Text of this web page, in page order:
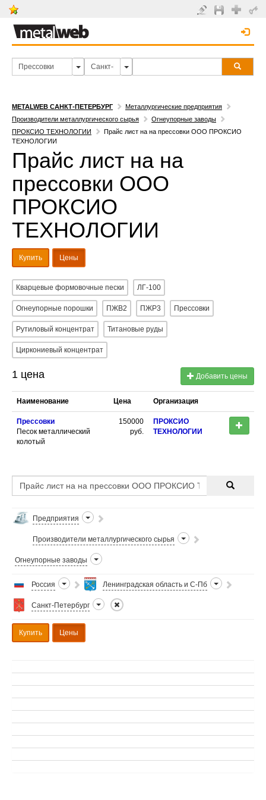
METALWEB САНКТ-ПЕТЕРБУРГ
Металлургические предприятия
Производители металлургического сырья
Огнеупорные заводы
ПРОКСИО ТЕХНОЛОГИИ
Прайс лист на на прессовки ООО ПРОКСИО
ТЕХНОЛОГИИ
Прайс лист на на
прессовки ООО
ПРОКСИО
ТЕХНОЛОГИИ
Купить Цены
Кварцевые формовочные пески ЛГ-100
Огнеупорные порошки ПЖВ2 ПЖР3 Прессовки
Рутиловый концентрат Титановые руды
Циркониевый концентрат
1 цена Добавить цены
Наименование Цена Организация
Прессовки
Песок металлический
колотый
150000
руб.
ПРОКСИО
ТЕХНОЛОГИИ
Предприятия
Производители металлургического сырья
Огнеупорные заводы
Россия Ленинградская область и С-Пб
Санкт-Петербург
Купить Цены